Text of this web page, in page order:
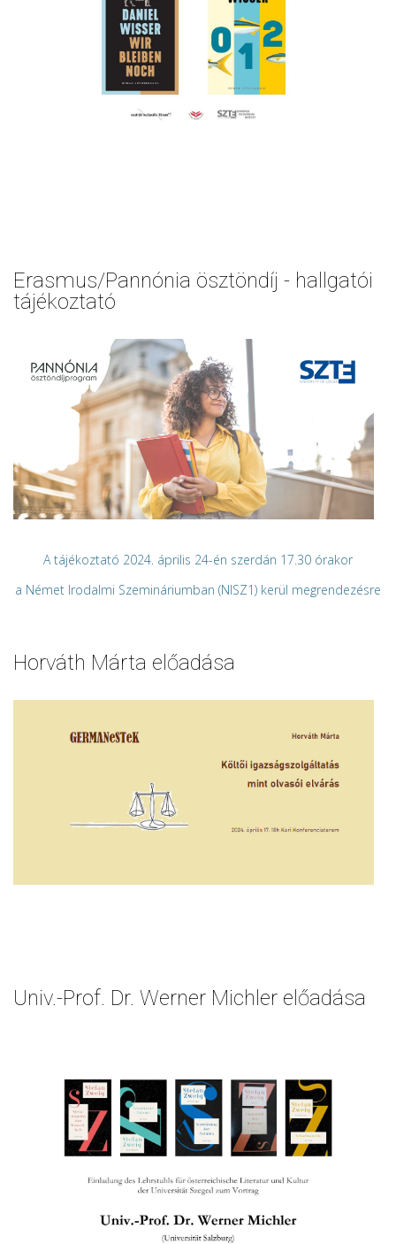
Erasmus/Pannónia ösztöndíj - hallgatói
tájékoztató
A tájékoztató 2024. április 24-én szerdán 17.30 órakor
a Német Irodalmi Szemináriumban (NISZ1) kerül megrendezésre
Horváth Márta előadása
Univ.-Prof. Dr. Werner Michler előadása